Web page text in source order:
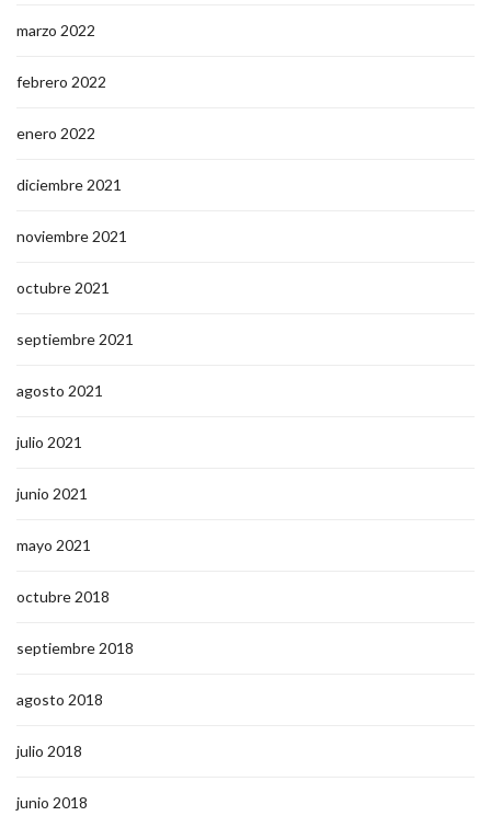
marzo 2022
febrero 2022
enero 2022
diciembre 2021
noviembre 2021
octubre 2021
septiembre 2021
agosto 2021
julio 2021
junio 2021
mayo 2021
octubre 2018
septiembre 2018
agosto 2018
julio 2018
junio 2018